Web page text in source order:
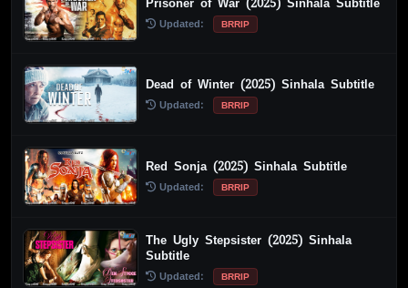
Updated: BRRIP
Dead of Winter (2025) Sinhala Subtitle
Updated: BRRIP
Red Sonja (2025) Sinhala Subtitle
Updated: BRRIP
The Ugly Stepsister (2025) Sinhala
Subtitle
Updated: BRRIP